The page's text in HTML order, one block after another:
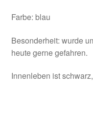
Farbe: blau
Besonderheit: wurde
heute gerne gefahren.
Innenleben ist